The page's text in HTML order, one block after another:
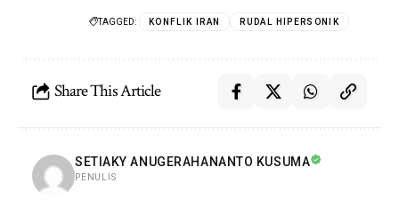
TAGGED: KONFLIK IRAN RUDAL HIPERSONIK
Share This Article
SETIAKY ANUGERAHANANTO KUSUMA
PENULIS